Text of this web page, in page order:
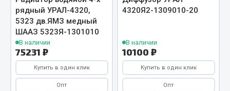
Прокладки
Рукава высокого давления
Показать ещё
Весь раздел
рядный УРАЛ-4320,
5323 дв.ЯМЗ медный
ШААЗ 5323Я-1301010
В наличии
75231 ₽
Купить в один клик
Опт
4320Я2-1309010-20
В наличии
10100 ₽
Купить в один клик
Опт